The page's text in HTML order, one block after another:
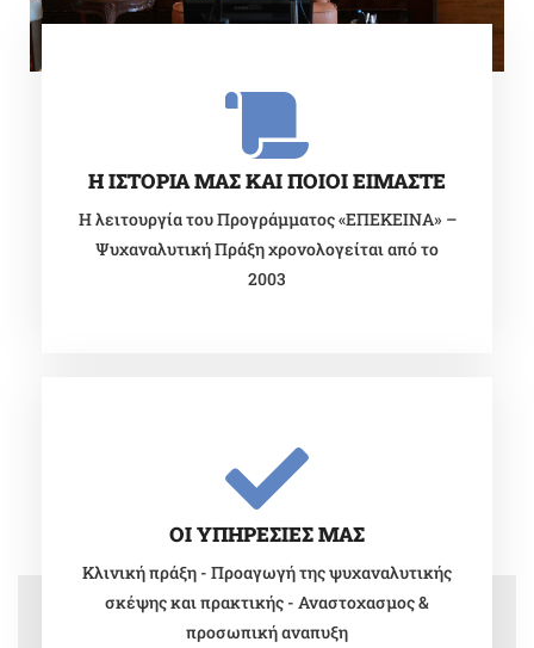
Η ΙΣΤΟΡΙΑ ΜΑΣ ΚΑΙ ΠΟΙΟΙ ΕΙΜΑΣΤΕ
Η λειτουργία του Προγράμματος «ΕΠΕΚΕΙΝΑ» –
Ψυχαναλυτική Πράξη χρονολογείται από το
2003
ΟΙ ΥΠΗΡΕΣΙΕΣ ΜΑΣ
Κλινική πράξη - Προαγωγή της ψυχαναλυτικής
σκέψης και πρακτικής - Αναστοχασμος &
προσωπική αναπυξη